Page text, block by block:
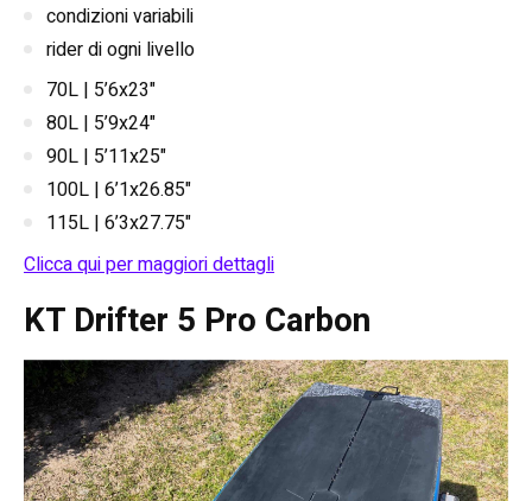
condizioni variabili
rider di ogni livello
70L | 5’6x23"
80L | 5’9x24"
90L | 5’11x25"
100L | 6’1x26.85"
115L | 6’3x27.75"
Clicca qui per maggiori dettagli
KT Drifter 5 Pro Carbon